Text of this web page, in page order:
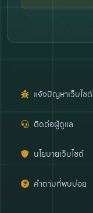
แจ้งปัญหาเว็บไซต์
ติดต่อผู้ดูแล
นโยบายเว็บไซต์
คำถามที่พบบ่อย